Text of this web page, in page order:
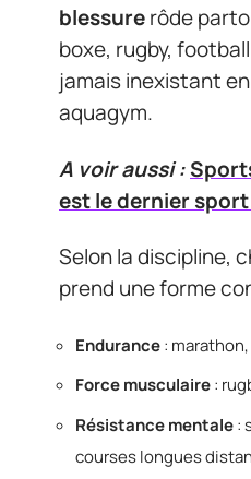
blessurerôde
boxe, rugby,
jamais inexistant
aquagym.
A voir aussi :
est le dernier
Selon la discipline,
prend une forme
Endurance:
Force musculaire:
Résistance mentale:
courses longues